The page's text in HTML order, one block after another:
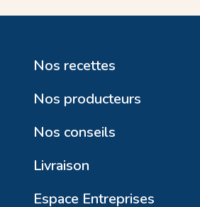
Nos recettes
Nos producteurs
Nos conseils
Livraison
Espace Entreprises